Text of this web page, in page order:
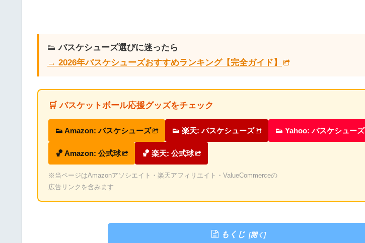
👟バスケシューズ選びに迷ったら
→ 2026年バスケシューズおすすめランキング【完全ガイド】
🛒 バスケットボール応援グッズをチェック
👟 Amazon: バスケシューズ 👟 楽天: バスケシューズ 👟 Yahoo: バスケシューズ
🏀 Amazon: 公式球 🏀 楽天: 公式球
※当ページはAmazonアソシエイト・楽天アフィリエイト・ValueCommerceの
広告リンクを含みます
もくじ